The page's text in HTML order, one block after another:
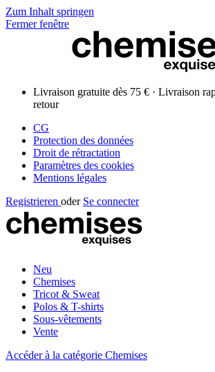
Zum Inhalt springen
Fermer fenêtre
Livraison gratuite dès 75 € · Livraison
retour
CG
Protection des données
Droit de rétractation
Paramètres des cookies
Mentions légales
Registrieren oder Se connecter
Neu
Chemises
Tricot & Sweat
Polos & T-shirts
Sous-vêtements
Vente
Accéder à la catégorie Chemises